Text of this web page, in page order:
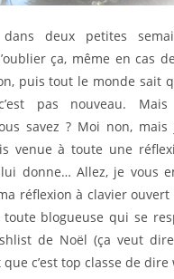
deux petites
ça, même en cas
puis tout le monde sait
pas nouveau.
savez ? Moi non,
venue à toute une
donne… Allez, je vous
réflexion à clavier
blogueuse qui se
de Noël (ça veut
c’est top classe de dire